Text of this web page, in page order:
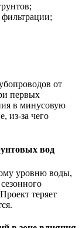
от
первых
в минусовую
из-за чего
вод
уровню воды,
теряет